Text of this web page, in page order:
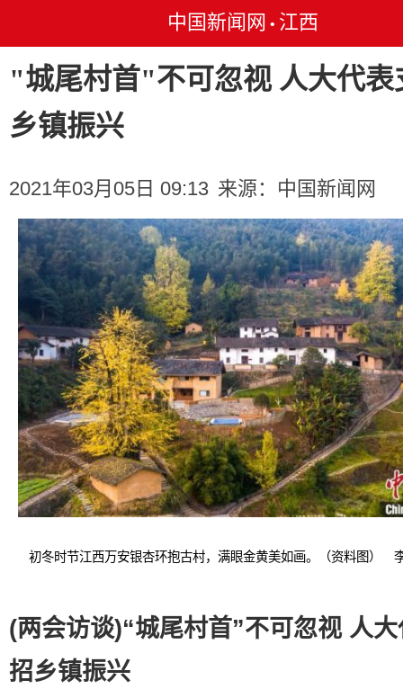
中国新闻网 • 江西
"城尾村首"不可忽视 人大代表
乡镇振兴
2021年03月05日 09:13 来源： 中国新闻网
初冬时节江西万安银杏环抱古村，满眼金黄美如画。（资料图）
(两会访谈)“城尾村首”不可忽视 人
招乡镇振兴